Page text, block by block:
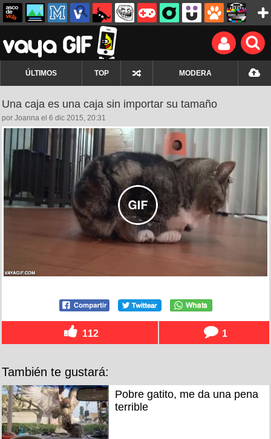
ÚLTIMOS TOP MODERA
Una caja es una caja sin importar su tamaño
por Joanna el 6 dic 2015, 20:31
112 1
También te gustará:
Pobre gatito, me da una pena
terrible